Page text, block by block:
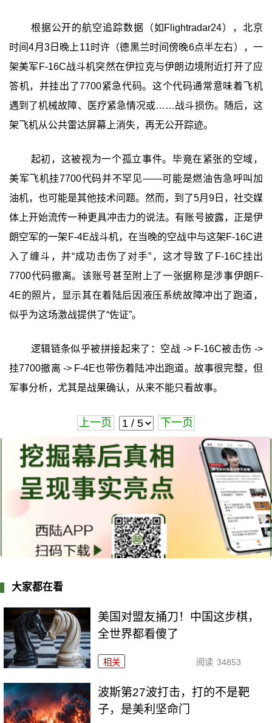
根据公开的航空追踪数据（如Flightradar24），北京
时间4月3日晚上11时许（德黑兰时间傍晚6点半左右），一
架美军F-16C战斗机突然在伊拉克与伊朗边境附近打开了应
答机，并挂出了7700紧急代码。这个代码通常意味着飞机
遇到了机械故障、医疗紧急情况或……战斗损伤。随后，这
架飞机从公共雷达屏幕上消失，再无公开踪迹。
起初，这被视为一个孤立事件。毕竟在紧张的空域，
美军飞机挂7700代码并不罕见——可能是燃油告急呼叫加
油机，也可能是其他技术问题。然而，到了5月9日，社交媒
体上开始流传一种更具冲击力的说法。有账号披露，正是伊
朗空军的一架F-4E战斗机，在当晚的空战中与这架F-16C进
入了缠斗，并“成功击伤了对手”，这才导致了F-16C挂出
7700代码撤离。该账号甚至附上了一张据称是涉事伊朗F-
4E的照片，显示其在着陆后因液压系统故障冲出了跑道，
似乎为这场激战提供了“佐证”。
逻辑链条似乎被拼接起来了：空战 -> F-16C被击伤 ->
挂7700撤离 -> F-4E也带伤着陆冲出跑道。故事很完整，但
军事分析，尤其是战果确认，从来不能只看故事。
上一页 下一页
大家都在看
美国对盟友捅刀！中国这步棋，
全世界都看傻了
相关 阅读 34853
波斯第27波打击，打的不是靶
子，是美利坚命门